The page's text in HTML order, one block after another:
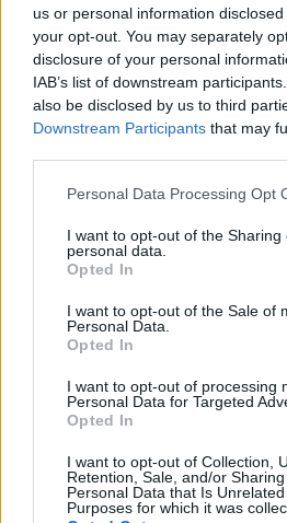
us or personal information
your opt-out. You may separately
disclosure of your personal
IAB’s list of downstream
also be disclosed by us to third
Downstream Participants that may
Please note that this website/app
not limited to your visit or usage
grant or deny consent to Google
use your data for below specified
consent section.
Personal Data Processing Opt
I want to opt-out of the Sharing
personal data.
Opted In
I want to opt-out of the Sale of
Personal Data.
Opted In
I want to opt-out of processing
Personal Data for Targeted
Opted In
I want to opt-out of Collection,
Retention, Sale, and/or
Personal Data that Is
Purposes for which it was
sull’investimento ne vale
Dovresti essere in grado di
circa un anno circa.
Confronto salariale per
pagato di più: uomini o
maschile negli Emirati Arabi
media il 7% in più rispetto
femminili in tutti i settori.
Maschio
Femmina
L’aumento e la diminuzione